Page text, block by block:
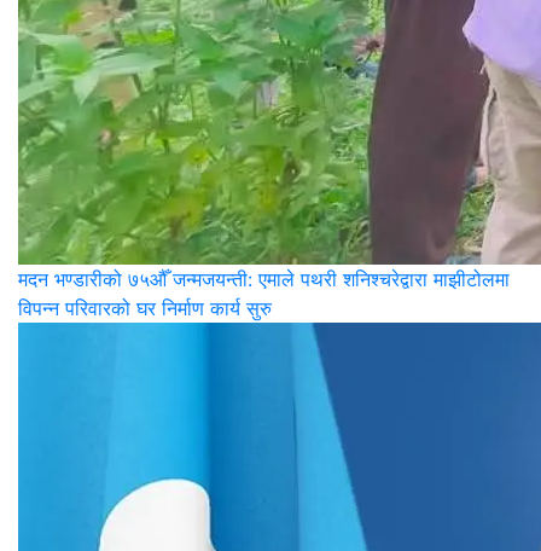
मदन भण्डारीको ७५औँ जन्मजयन्ती: एमाले पथरी शनिश्चरेद्वारा माझीटोलमा
विपन्न परिवारको घर निर्माण कार्य सुरु